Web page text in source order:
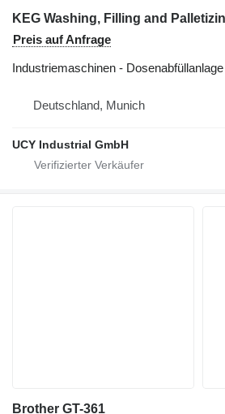
KEG Washing, Filling and
Preis auf Anfrage
Industriemaschinen - Dosenabfüllanlage
Deutschland, Munich
UCY Industrial GmbH
Brother GT-361